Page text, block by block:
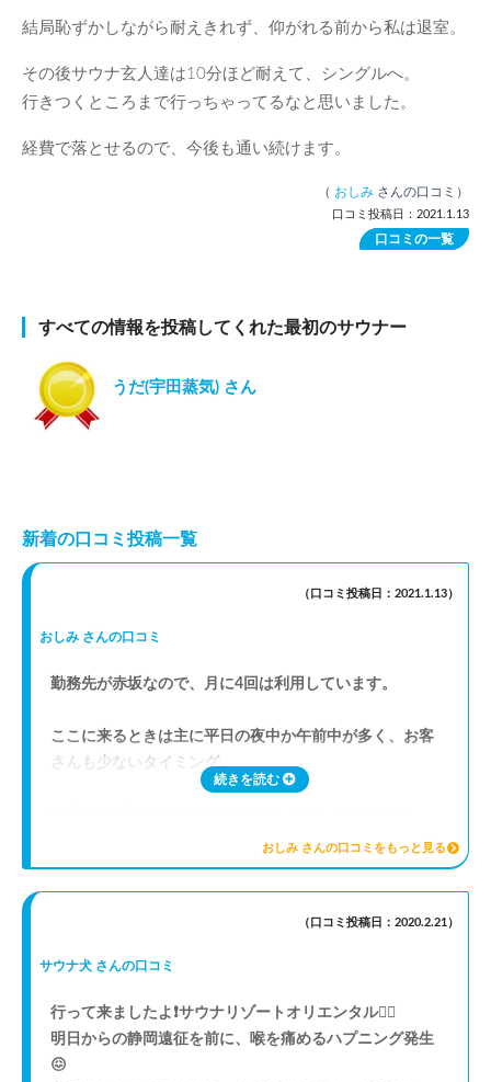
結局恥ずかしながら耐えきれず、仰がれる前から私は退室。
その後サウナ玄人達は10分ほど耐えて、シングルへ。
行きつくところまで行っちゃってるなと思いました。
経費で落とせるので、今後も通い続けます。
（ おしみ さんの口コミ）
口コミ投稿日：2021.1.13
口コミの一覧
すべての情報を投稿してくれた最初のサウナー
うだ(宇田蒸気) さん
新着の口コミ投稿一覧
（口コミ投稿日：2021.1.13）
おしみ さんの口コミ
勤務先が赤坂なので、月に4回は利用しています。
ここに来るときは主に平日の夜中か午前中が多く、お客
さんも少ないタイミング。
水風呂が2つあり、1つは15度、1つは10度（日によって
は9度台とシングルになる時も）。
し。
続きを読む
おしみ さんの口コミをもっと見る
（口コミ投稿日：2020.2.21）
サウナ犬 さんの口コミ
行って来ましたよ❗サウナリゾートオリエンタル🧖‍♂️
明日からの静岡遠征を前に、喉を痛めるハプニング発生
😖